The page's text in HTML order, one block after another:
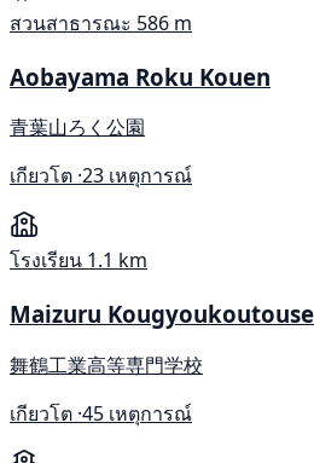
สวนสาธารณะ 586 m
Aobayama Roku Kouen
青葉山ろく公園
เกียวโต ·23 เหตุการณ์
โรงเรียน 1.1 km
Maizuru
舞鶴工業高等専門学校
เกียวโต ·45 เหตุการณ์